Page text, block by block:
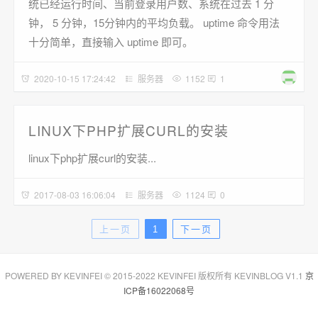
统已经运行时间、当前登录用户数、系统在过去 1 分
钟， 5 分钟，15分钟内的平均负载。 uptime 命令用法
十分简单，直接输入 uptime 即可。
2020-10-15 17:24:42 服务器 1152 1
LINUX下PHP扩展CURL的安装
linux下php扩展curl的安装...
2017-08-03 16:06:04 服务器 1124 0
上一页 1 下一页
POWERED BY KEVINFEI © 2015-2022 KEVINFEI 版权所有 KEVINBLOG V1.1 京
ICP备16022068号